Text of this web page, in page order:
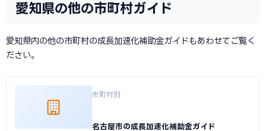
愛知県の他の市町村ガイド
愛知県内の他の市町村の成長加速化補助金ガイドもあわせてご覧く
ださい。
市町村別
名古屋市の成長加速化補助金ガイド